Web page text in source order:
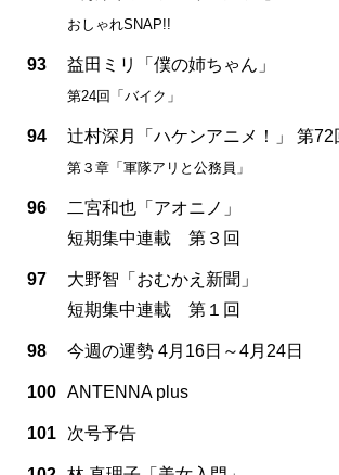
おしゃれSNAP!!
93 益田ミリ「僕の姉ちゃん」
第24回「バイク」
94 辻村深月「ハケンアニメ！」 第72
第３章「軍隊アリと公務員」
96
二宮和也「アオニノ」
短期集中連載 第３回
97
大野智「おむかえ新聞」
短期集中連載 第１回
98 今週の運勢 4月16日～4月24日
100 ANTENNA plus
101 次号予告